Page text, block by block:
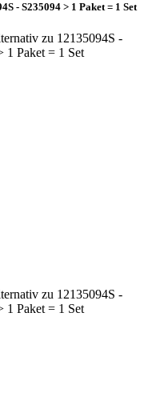
- S235094 > 1 Paket = 1 Set
zu 12135094S -
1 Paket = 1 Set
zu 12135094S -
1 Paket = 1 Set